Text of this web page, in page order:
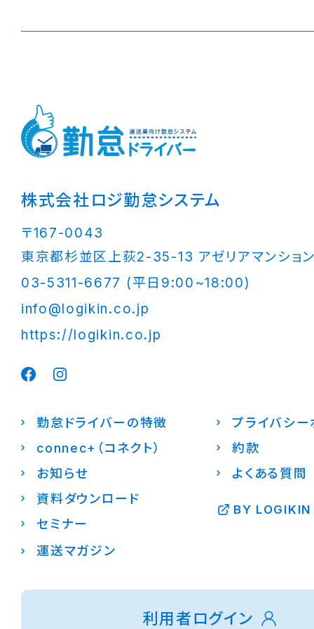
株式会社ロジ勤怠システム
〒167-0043
東京都杉並区上荻2-35-13 アゼリアマンショ
03-5311-6677 (平日9:00~18:00)
info@logikin.co.jp
https://logikin.co.jp
勤怠ドライバーの特徴
connec+（コネクト）
お知らせ
資料ダウンロード
セミナー
運送マガジン
プライバシー
約款
よくある質問
BY LOGIKIN
利用者ログイン